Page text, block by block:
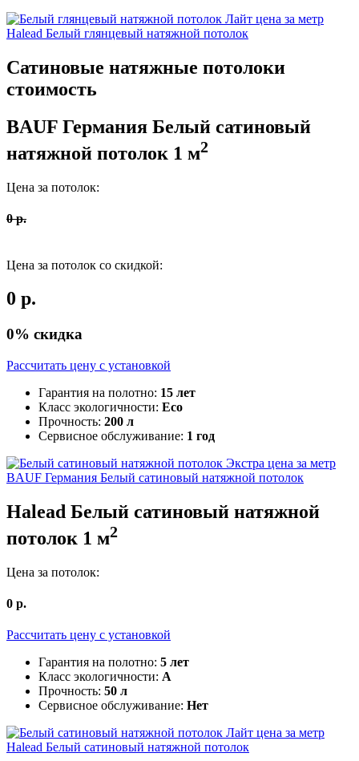
Halead Белый глянцевый натяжной потолок
Сатиновые натяжные потолоки
стоимость
BAUF Германия Белый сатиновый
натяжной потолок 1 м2
Цена за потолок:
0р.
Цена за потолок со скидкой:
0 р.
0% скидка
Рассчитать цену c установкой
Гарантия на полотно: 15 лет
Класс экологичности: Eco
Прочность: 200 л
Сервисное обслуживание: 1 год
BAUF Германия Белый сатиновый натяжной потолок
Halead Белый сатиновый натяжной
потолок 1 м2
Цена за потолок:
0 р.
Рассчитать цену c установкой
Гарантия на полотно: 5 лет
Класс экологичности: А
Прочность: 50 л
Сервисное обслуживание: Нет
Halead Белый сатиновый натяжной потолок